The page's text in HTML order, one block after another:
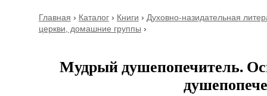
Вы здесь
Главная › Каталог› Книги › Духовно-назидательная
церкви, домашние группы ›
Мудрый душепопечитель.